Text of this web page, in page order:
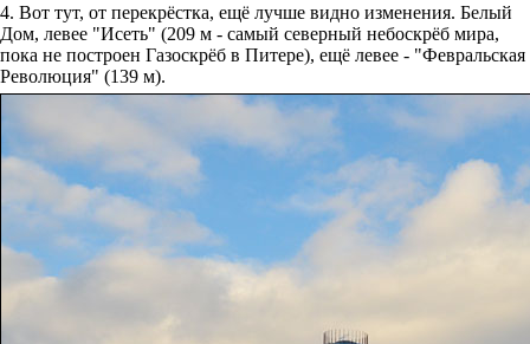
4. Вот тут, от перекрёстка, ещё лучше видно изменения. Белый
Дом, левее "Исеть" (209 м - самый северный небоскрёб мира,
пока не построен Газоскрёб в Питере), ещё левее - "Февральская
Революция" (139 м).